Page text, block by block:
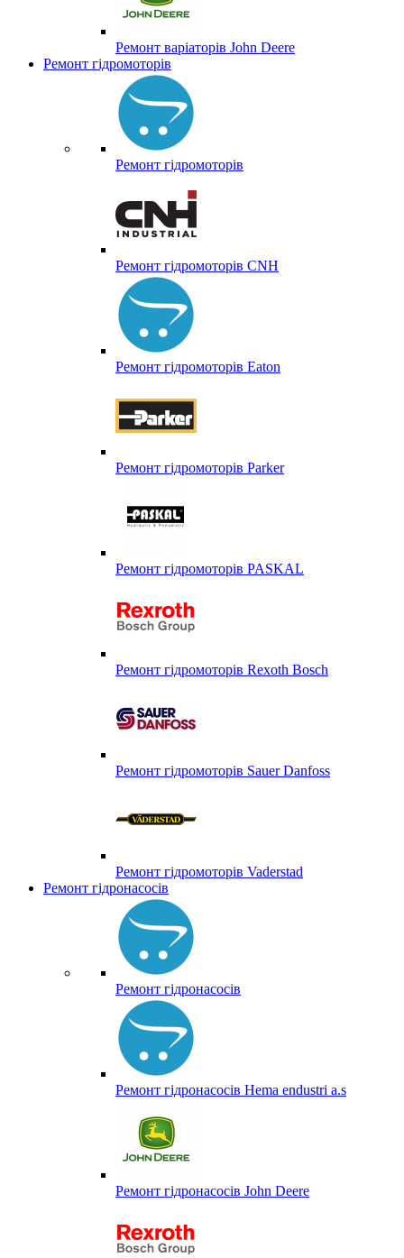
Ремонт варіаторів John Deere
Ремонт гідромоторів
Ремонт гідромоторів
Ремонт гідромоторів CNH
Ремонт гідромоторів Eaton
Ремонт гідромоторів Parker
Ремонт гідромоторів PASKAL
Ремонт гідромоторів Rexoth Bosch
Ремонт гідромоторів Sauer Danfoss
Ремонт гідромоторів Vaderstad
Ремонт гідронасосів
Ремонт гідронасосів
Ремонт гідронасосів Hema endustri a.s
Ремонт гідронасосів John Deere